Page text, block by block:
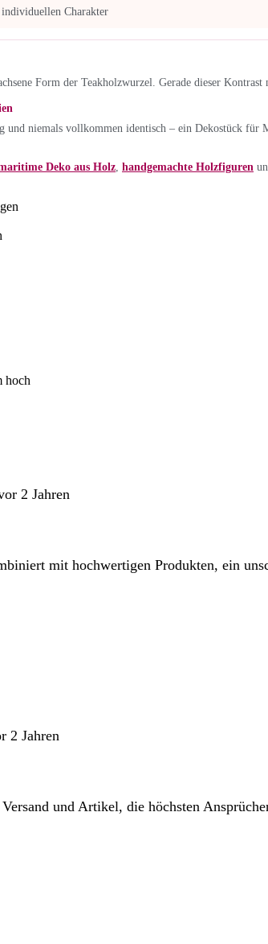
Charakter
Form der Teakholzwurzel. Gerade dieser
niemals vollkommen identisch – ein Dekostück für
Deko aus Holz handgemachte Holzfiguren
hoch
2 Jahren
mit hochwertigen Produkten, ein
2 Jahren
und Artikel, die höchsten